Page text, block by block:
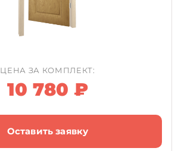
ЦЕНА ЗА КОМПЛЕКТ:
10 780 ₽
Оставить заявку